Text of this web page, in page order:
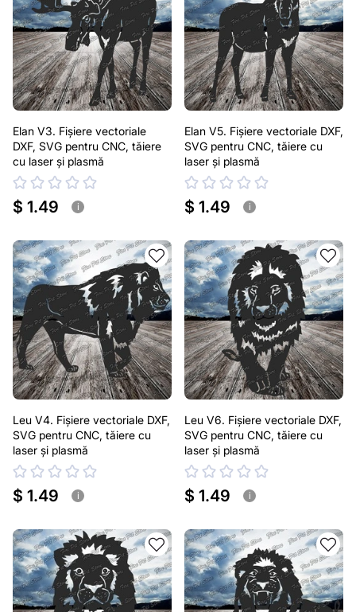
Elan V3. Fișiere vectoriale
DXF, SVG pentru CNC, tăiere
cu laser și plasmă
$ 1.49 i
Elan V5. Fișiere vectoriale DXF,
SVG pentru CNC, tăiere cu
laser și plasmă
$ 1.49 i
Leu V4. Fișiere vectoriale DXF,
SVG pentru CNC, tăiere cu
laser și plasmă
$ 1.49 i
Leu V6. Fișiere vectoriale DXF,
SVG pentru CNC, tăiere cu
laser și plasmă
$ 1.49 i